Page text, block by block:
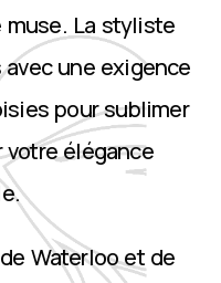
muse. La styliste
une exigence
pour sublimer
élégance
Waterloo et de